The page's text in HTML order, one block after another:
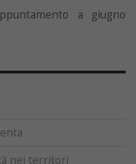
a giugno
nei territori